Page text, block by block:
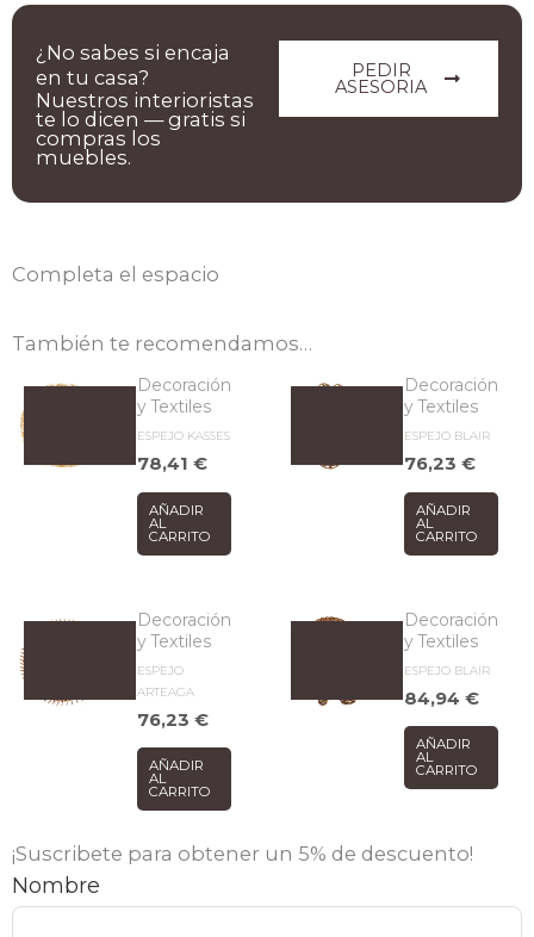
PEDIR
ASESORIA
¿No sabes si encaja
en tu casa?
Nuestros interioristas
te lo dicen — gratis si
compras los
muebles.
Completa el espacio
También te recomendamos…
Decoración
y Textiles
ESPEJO KASSES
78,41€
AÑADIR
AL
CARRITO
Decoración
y Textiles
ESPEJO BLAIR
76,23€
AÑADIR
AL
CARRITO
Decoración
y Textiles
ESPEJO
ARTEAGA
76,23€
AÑADIR
AL
CARRITO
Decoración
y Textiles
ESPEJO BLAIR
84,94€
AÑADIR
AL
CARRITO
¡Suscribete para obtener un 5% de descuento!
Nombre